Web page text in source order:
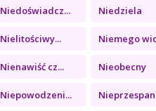
Niedoświadcz... Niedziela
Nielitościwy... Niemego
Nienawiść cz... Nieobecny
Niepowodzeni...